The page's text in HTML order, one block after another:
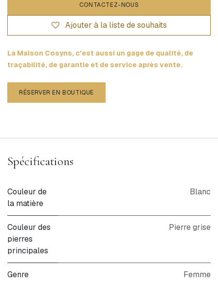
CONTACTEZ-NOUS
Ajouter à la liste de souhaits
La Maison Cosyns, c'est aussi un gage de qualité, de
traçabilité, de garantie et de service après vente.
RÉSERVER EN BOUTIQUE
Spécifications
Couleur de
la matière
Blanc
Couleur des
pierres
principales
Pierre grise
Genre Femme